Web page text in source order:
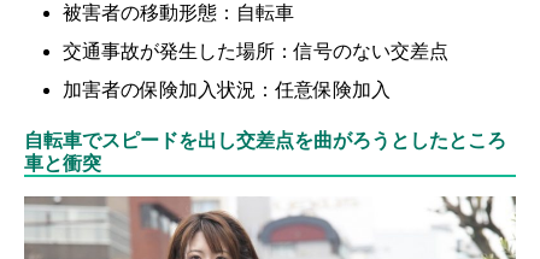
被害者の移動形態：自転車
交通事故が発生した場所：信号のない交差点
加害者の保険加入状況：任意保険加入
自転車でスピードを出し交差点を曲がろうとしたところ
車と衝突